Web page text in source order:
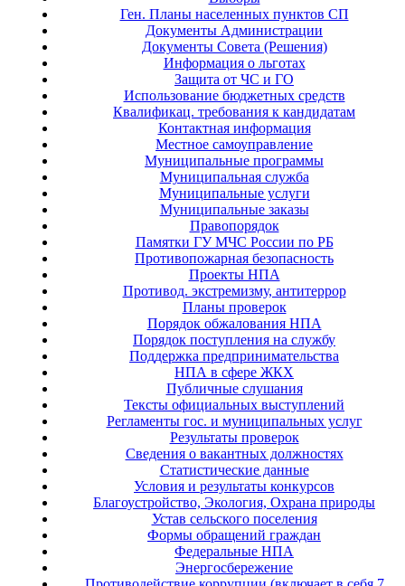
Ген. Планы населенных пунктов СП
Документы Администрации
Документы Совета (Решения)
Информация о льготах
Защита от ЧС и ГО
Использование бюджетных средств
Квалификац. требования к кандидатам
Контактная информация
Местное самоуправление
Муниципальные программы
Муниципальная служба
Муниципальные услуги
Муниципальные заказы
Правопорядок
Памятки ГУ МЧС России по РБ
Противопожарная безопасность
Проекты НПА
Противод. экстремизму, антитеррор
Планы проверок
Порядок обжалования НПА
Порядок поступления на службу
Поддержка предпринимательства
НПА в сфере ЖКХ
Публичные слушания
Тексты официальных выступлений
Регламенты гос. и муниципальных услуг
Результаты проверок
Сведения о вакантных должностях
Статистические данные
Условия и результаты конкурсов
Благоустройство, Экология, Охрана природы
Устав сельского поселения
Формы обращений граждан
Федеральные НПА
Энергосбережение